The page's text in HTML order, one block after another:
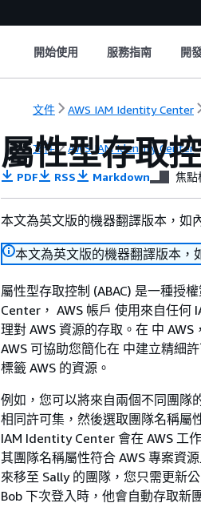
開始使用 服務指南 開
文件 AWS IAM Identity Center
文件 AWS IAM Identity Center
屬性型存取
PDF RSS Markdown 焦點
本文為英文版的機器翻譯版本，如
本文為英文版的機器翻譯版本，
屬性型存取控制 (ABAC) 是一種授
Center， AWS 帳戶 使用來自任
理對 AWS 資源的存取。在 中
AWS 可協助您簡化在 中建立精細
標籤 AWS 的資源。
例如，您可以將來自兩個不同團隊
相同許可集，然後選取團隊名稱屬
IAM Identity Center 會在 AWS 工
其團隊名稱屬性符合 AWS 專案資
來移至 Sally 的團隊，您只需更新
Bob 下次登入時，他會自動存取新